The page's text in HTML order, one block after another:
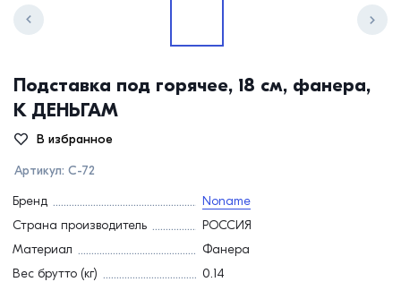
Подставка под горячее, 18 см, фанера,
К ДЕНЬГАМ
В избранное
Артикул: С-72
Бренд
Noname
Страна производитель
РОССИЯ
Материал
Фанера
Вес брутто (кг)
0.14